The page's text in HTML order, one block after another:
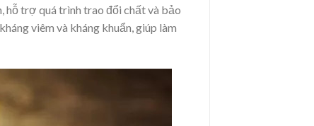
hỗ trợ quá trình trao đổi chất và bảo
viêm và kháng khuẩn, giúp làm